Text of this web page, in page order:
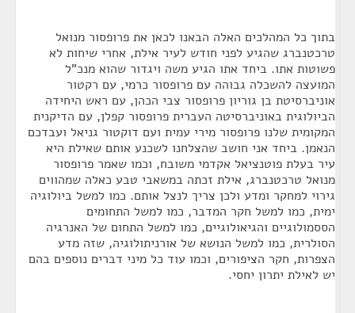
בתוך כל המהלכים האלה הבאנו לכאן את פרופסור מנואל
טרכטנברג שהגיע לפני חודש לעיר אילת, אחרי שיחות לא
פשוטות אתו. ביחד אתו הגיע משה ויגדור שהוא מנכ"ל
המועצה להשכלה גבוהה עם פרופסור כרמי, עם רקטור
אוניברסיטת בן גוריון פרופסור צבי הכהן, עם ראש היחידה
הביולוגית באוניברסיטה העברית פרופסור קפלן, עם הדיקנית
המקומית שלנו פרופסור מירי עמית ועם דוקטור גניאל ועבדכם
הנאמן. ביחד אני חושב שהצלחנו לשכנע אותם שאילת היא
עיר בעלת פוטנציאל אקדמי משובח, וכמו שאמר פרופסור
מנואל טרכטנברג, אילת זכתה במשאבי טבע כאלה שמהווים
גירוי למחקר ומדע ולכן צריך לנצל אותם. כמו למשל ביולוגיה
ימית, כמו למשל חקר המדבר, כמו למשל התחומים
הססמולוגיים והגיאולוגיים, כמו למשל התחום של האנרגיה
הסולרית, כמו למשל הנושא של אורניתולוגיה, שזה מדע
הצפרות, חקר הציפורים, וכמו עוד כל מיני דברים נוספים בהם
יש לאילת יתרון יחסי.